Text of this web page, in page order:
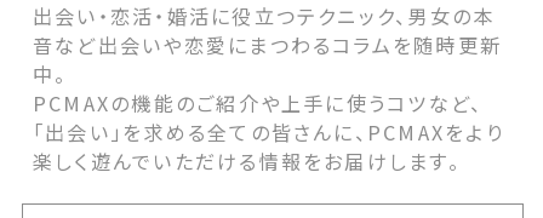
出会い・恋活・婚活に役立つテクニック、男女の本
音など出会いや恋愛にまつわるコラムを随時更新
中。
PCMAXの機能のご紹介や上手に使うコツなど、
「出会い」を求める全ての皆さんに、PCMAXをより
楽しく遊んでいただける情報をお届けします。